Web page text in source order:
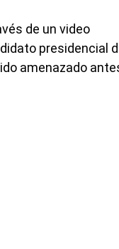
de un video
presidencial
amenazado